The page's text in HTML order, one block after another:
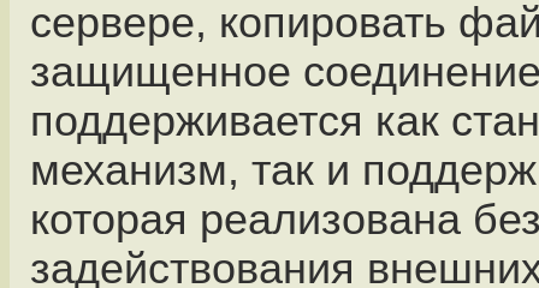
сервере, копировать
защищенное
поддерживается как
механизм, так и
которая реализована
задействования